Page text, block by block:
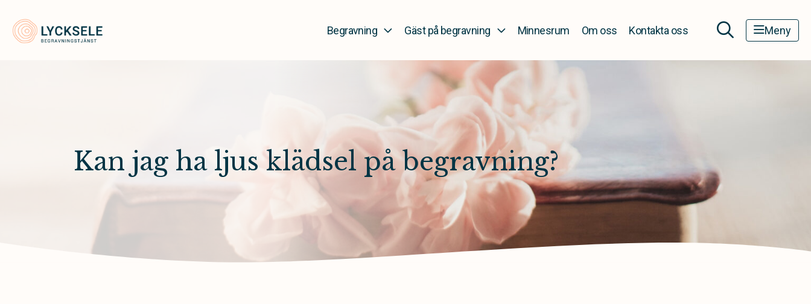
Begravning Gäst på begravning Minnesrum Om oss Kontakta oss Meny
Kan jag ha ljus klädsel på begravning?